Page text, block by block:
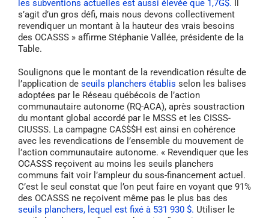
les subventions actuelles est aussi élevée que 1,7G$. Il
s’agit d’un gros défi, mais nous devons collectivement
revendiquer un montant à la hauteur des vrais besoins
des OCASSS » affirme Stéphanie Vallée, présidente de la
Table.
Soulignons que le montant de la revendication résulte de
l’application de seuils planchers établis selon les balises
adoptées par le Réseau québécois de l’action
communautaire autonome (RQ-ACA), après soustraction
du montant global accordé par le MSSS et les CISSS-
CIUSSS. La campagne CA$$$H est ainsi en cohérence
avec les revendications de l’ensemble du mouvement de
l’action communautaire autonome. « Revendiquer que les
OCASSS reçoivent au moins les seuils planchers
communs fait voir l’ampleur du sous-financement actuel.
C’est le seul constat que l’on peut faire en voyant que 91%
des OCASSS ne reçoivent même pas le plus bas des
seuils planchers, lequel est fixé à 531 930 $. Utiliser le